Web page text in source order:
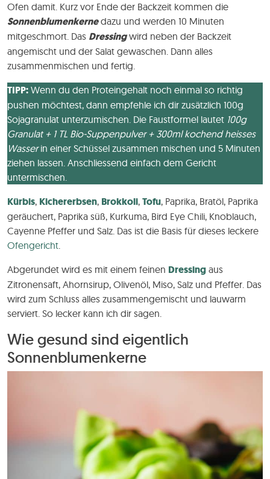
Ofen damit. Kurz vor Ende der Backzeit kommen die
Sonnenblumenkernedazu und werden 10 Minuten
mitgeschmort. Das Dressingwird neben der Backzeit
angemischt und der Salat gewaschen. Dann alles
zusammenmischen und fertig.
TIPP: Wenn du den Proteingehalt noch einmal so richtig
pushen möchtest, dann empfehle ich dir zusätzlich 100g
Sojagranulat unterzumischen. Die Faustformel lautet 100g
Granulat + 1 TL Bio-Suppenpulver + 300ml kochend heisses
Wasserin einer Schüssel zusammen mischen und 5 Minuten
ziehen lassen. Anschliessend einfach dem Gericht
untermischen.
Kürbis, Kichererbsen, Brokkoli, Tofu, Paprika, Bratöl, Paprika
geräuchert, Paprika süß, Kurkuma, Bird Eye Chili, Knoblauch,
Cayenne Pfeffer und Salz. Das ist die Basis für dieses leckere
Ofengericht.
Abgerundet wird es mit einem feinen Dressing aus
Zitronensaft, Ahornsirup, Olivenöl, Miso, Salz und Pfeffer. Das
wird zum Schluss alles zusammengemischt und lauwarm
serviert. So lecker kann ich dir sagen.
Wie gesund sind eigentlich
Sonnenblumenkerne